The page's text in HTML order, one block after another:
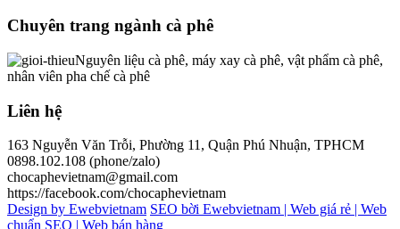
Chuyên trang ngành cà phê
Nguyên liệu cà phê, máy xay cà phê, vật phẩm cà phê,
nhân viên pha chế cà phê
Liên hệ
163 Nguyễn Văn Trỗi, Phường 11, Quận Phú Nhuận, TPHCM
0898.102.108 (phone/zalo)
chocaphevietnam@gmail.com
https://facebook.com/chocaphevietnam
Design by Ewebvietnam SEO bời Ewebvietnam | Web giá rẻ | Web
chuẩn SEO | Web bán hàng